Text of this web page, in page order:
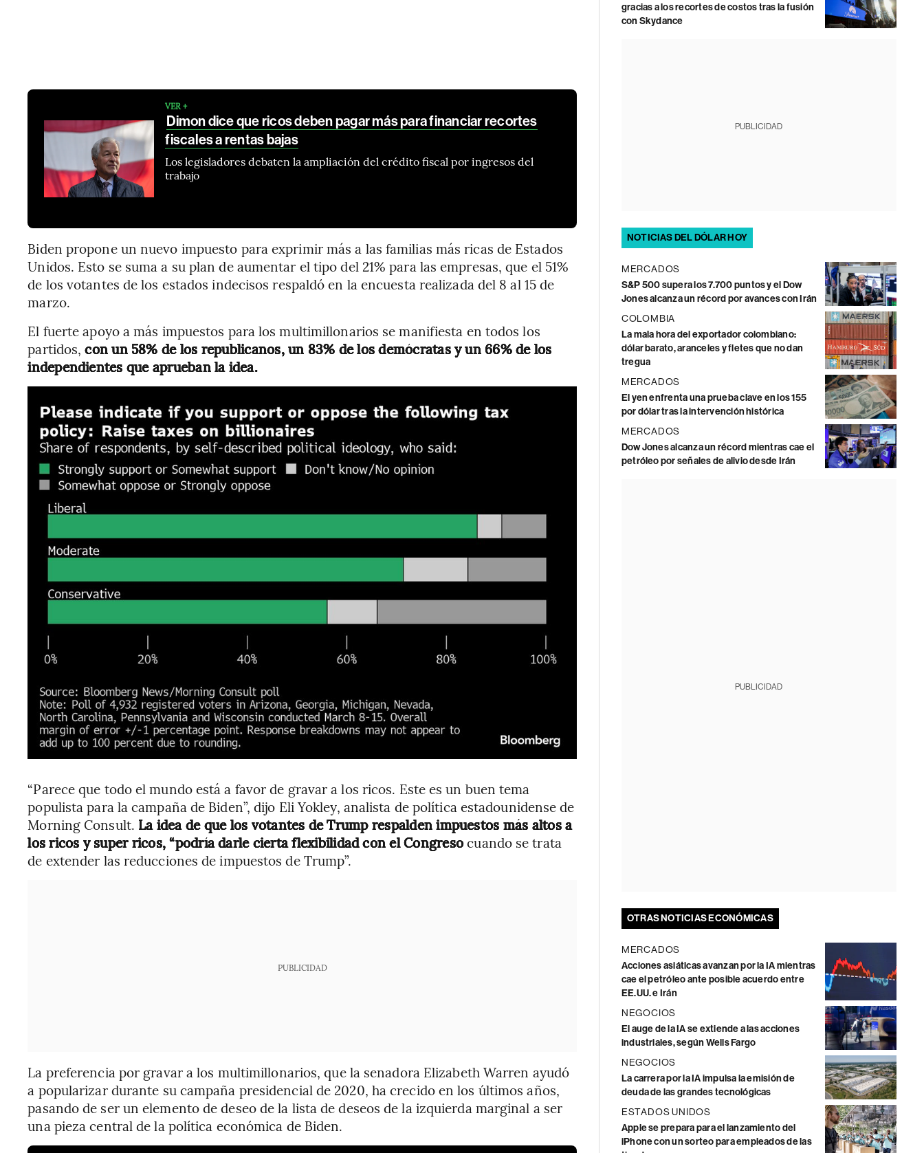
VER +
Dimon dice que ricos deben pagar más para financiar recortes
fiscales a rentas bajas
Los legisladores debaten la ampliación del crédito fiscal por ingresos del
trabajo
Biden propone un nuevo impuesto para exprimir más a las familias más ricas de Estados
Unidos. Esto se suma a su plan de aumentar el tipo del 21% para las empresas, que el 51%
de los votantes de los estados indecisos respaldó en la encuesta realizada del 8 al 15 de
marzo.
El fuerte apoyo a más impuestos para los multimillonarios se manifiesta en todos los
partidos,con un 58% de los republicanos, un 83% de los demócratas y un 66% de los
independientes que aprueban la idea.
“Parece que todo el mundo está a favor de gravar a los ricos. Este es un buen tema
populista para la campaña de Biden”, dijo Eli Yokley, analista de política estadounidense de
Morning Consult. La idea de que los votantes de Trump respalden impuestos más altos a
los ricos y super ricos, “podría darle cierta flexibilidad con el Congresocuando se trata
de extender las reducciones de impuestos de Trump”.
PUBLICIDAD
La preferencia por gravar a los multimillonarios, que la senadora Elizabeth Warren ayudó
a popularizar durante su campaña presidencial de 2020, ha crecido en los últimos años,
pasando de ser un elemento de deseo de la lista de deseos de la izquierda marginal a ser
una pieza central de la política económica de Biden.
gracias a los recortes de costos tras la fusión
con Skydance
PUBLICIDAD
NOTICIAS DEL DÓLAR HOY
MERCADOS
S&P 500 supera los 7.700 puntos y el Dow
Jones alcanza un récord por avances con Irán
COLOMBIA
La mala hora del exportador colombiano:
dólar barato, aranceles y fletes que no dan
tregua
MERCADOS
El yen enfrenta una prueba clave en los 155
por dólar tras la intervención histórica
MERCADOS
Dow Jones alcanza un récord mientras cae el
petróleo por señales de alivio desde Irán
PUBLICIDAD
OTRAS NOTICIAS ECONÓMICAS
MERCADOS
Acciones asiáticas avanzan por la IA mientras
cae el petróleo ante posible acuerdo entre
EE.UU. e Irán
NEGOCIOS
El auge de la IA se extiende a las acciones
industriales, según Wells Fargo
NEGOCIOS
La carrera por la IA impulsa la emisión de
deuda de las grandes tecnológicas
ESTADOS UNIDOS
Apple se prepara para el lanzamiento del
iPhone con un sorteo para empleados de las